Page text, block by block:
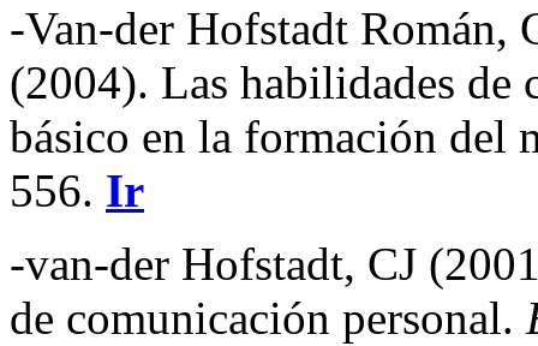
-Van-der Hofstadt Román,
(2004). Las habilidades de
básico en la formación del
556. Ir
-van-der Hofstadt, CJ
de comunicación personal.